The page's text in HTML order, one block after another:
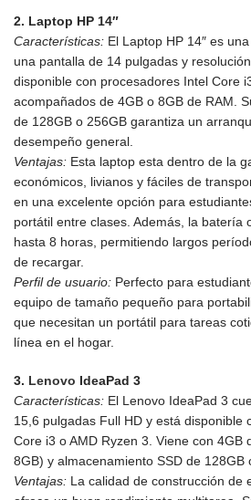
2. Laptop HP 14″
Características: El Laptop HP 14″ es
una pantalla de 14 pulgadas y
disponible con procesadores Intel Core
acompañados de 4GB o 8GB de RAM.
de 128GB o 256GB garantiza un
desempeño general.
Ventajas: Esta laptop esta dentro de la
económicos, livianos y fáciles de
en una excelente opción para
portátil entre clases. Además, la batería
hasta 8 horas, permitiendo largos
de recargar.
Perfil de usuario: Perfecto para
equipo de tamaño pequeño para
que necesitan un portátil para tareas
línea en el hogar.
3. Lenovo IdeaPad 3
Características: El Lenovo IdeaPad 3
15,6 pulgadas Full HD y está disponible
Core i3 o AMD Ryzen 3. Viene con 4GB
8GB) y almacenamiento SSD de 128GB
Ventajas: La calidad de construcción de